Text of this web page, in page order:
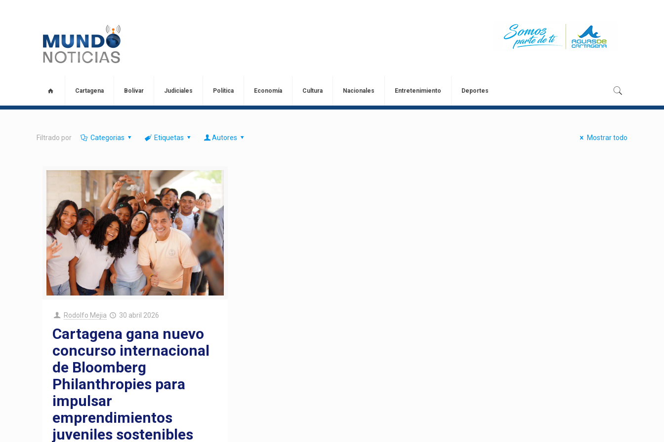
Cartagena Bolívar Judiciales Política Economía Cultura Nacionales Entretenimiento Deportes
Filtrado por Categorias Etiquetas Autores Mostrar todo
Rodolfo Mejia 30 abril 2026
Cartagena gana nuevo
concurso internacional
de Bloomberg
Philanthropies para
impulsar
emprendimientos
juveniles sostenibles